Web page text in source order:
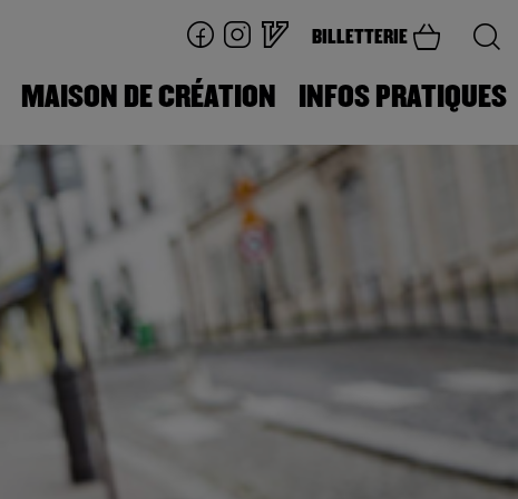
BILLETTERIE
MAISON DE CRÉATION INFOS PRATIQUES